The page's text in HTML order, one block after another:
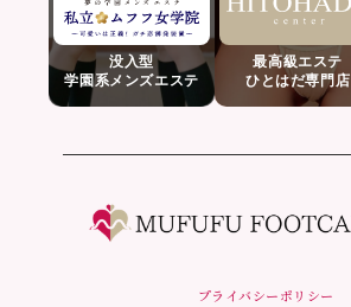
没入型
学園系メンズエステ
最高級エステ
ひとはだ専門店
プライバシーポリシー